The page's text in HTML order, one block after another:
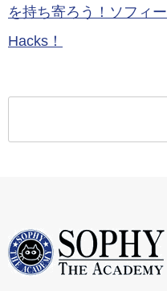
を持ち寄ろう！ソフィー
Hacks！
索: